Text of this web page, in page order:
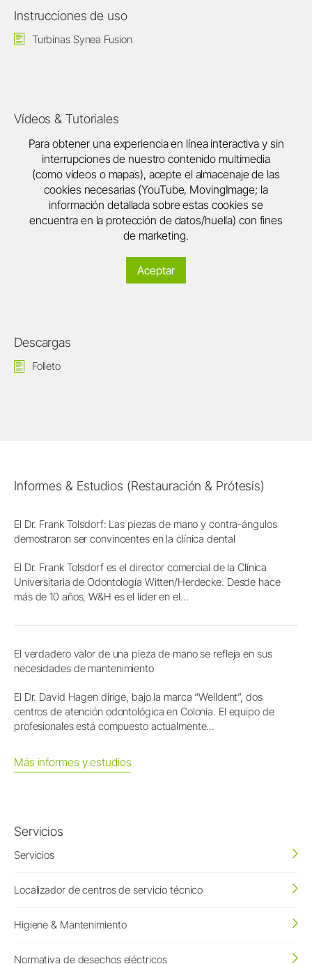
Instrucciones de uso
Turbinas Synea Fusion
Vídeos & Tutoriales
Para obtener una experiencia en línea interactiva y sin
interrupciones de nuestro contenido multimedia
(como vídeos o mapas), acepte el almacenaje de las
cookies necesarias (YouTube, MovingImage; la
información detallada sobre estas cookies se
encuentra en la protección de datos/huella) con fines
de marketing.
Aceptar
Descargas
Folleto
Informes & Estudios (Restauración & Prótesis)
El Dr. Frank Tolsdorf: Las piezas de mano y contra-ángulos
demostraron ser convincentes en la clínica dental
El Dr. Frank Tolsdorf es el director comercial de la Clínica
Universitaria de Odontología Witten/Herdecke. Desde hace
más de 10 años, W&H es el líder en el...
El verdadero valor de una pieza de mano se refleja en sus
necesidades de mantenimiento
El Dr. David Hagen dirige, bajo la marca “Welldent”, dos
centros de atención odontológica en Colonia. El equipo de
profesionales está compuesto actualmente...
Más informes y estudios
Servicios
Servicios
Localizador de centros de servicio técnico
Higiene & Mantenimiento
Normativa de desechos eléctricos